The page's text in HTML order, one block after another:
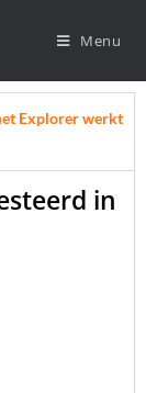
Menu
Explorer werkt
in